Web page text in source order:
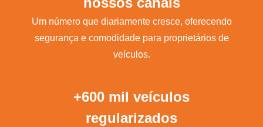
Um número que diariamente cresce, oferecendo
segurança e comodidade para proprietários de
veículos.
+600 mil veículos
regularizados